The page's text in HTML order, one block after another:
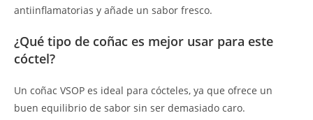
antiinflamatorias y añade un sabor fresco.
¿Qué tipo de coñac es mejor usar para este
cóctel?
Un coñac VSOP es ideal para cócteles, ya que ofrece un
buen equilibrio de sabor sin ser demasiado caro.